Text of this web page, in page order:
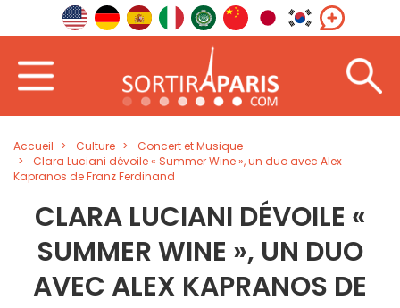
Accueil Culture
Concert et Musique
Clara Luciani dévoile « Summer Wine », un duo avec Alex
Kapranos de Franz Ferdinand
CLARA LUCIANI DÉVOILE «
SUMMER WINE », UN DUO
AVEC ALEX KAPRANOS DE